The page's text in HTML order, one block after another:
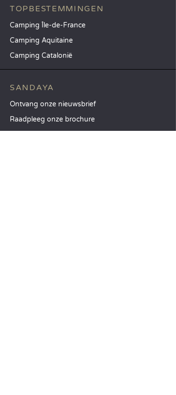
TOPBESTEMMINGEN
Camping Île-de-France
Camping Aquitaine
Camping Catalonië
SANDAYA
Ontvang onze nieuwsbrief
Raadpleeg onze brochure